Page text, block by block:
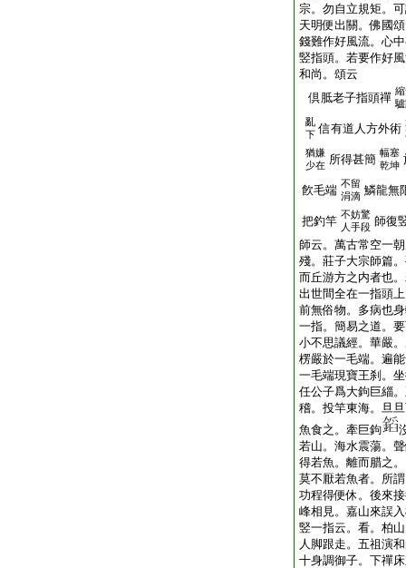
宗。勿自立規矩。
天明便出關。佛國
錢難作好風流。心
竪指頭。若要作好
和尚。頌云
倶胝老子指頭禪
亂
下 信有道人方外術
猶嫌
少在 所得甚簡 幅塞
乾坤
飮毛端 不留
涓滴 鱗龍無
把釣竿 不妨驚
人手段 師復
師云。萬古常空一
殘。莊子大宗師篇
而丘游方之内者也
出世間全在一指頭
前無俗物。多病也
一指。簡易之道。
小不思議經。華嚴
楞嚴於一毛端。遍
一毛端現寶王刹。
任公子爲大鉤巨緇
稽。投竿東海。旦
魚食之。牽巨鉤
若山。海水震蕩。
得若魚。離而腊之
莫不厭若魚者。所
功程得便休。後來
峰相見。嘉山來誤
竪一指云。看。柏
人脚跟走。五祖演
十身調御子。下禪